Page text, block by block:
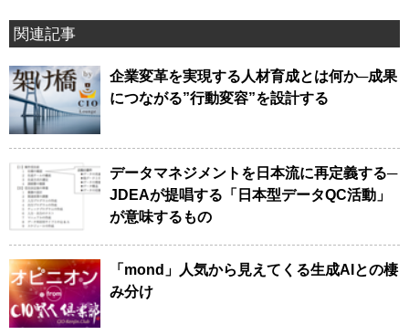
関連記事
企業変革を実現する人材育成とは何か─成果
につながる”行動変容”を設計する
データマネジメントを日本流に再定義する─
JDEAが提唱する「日本型データQC活動」
が意味するもの
「mond」人気から見えてくる生成AIとの棲
み分け